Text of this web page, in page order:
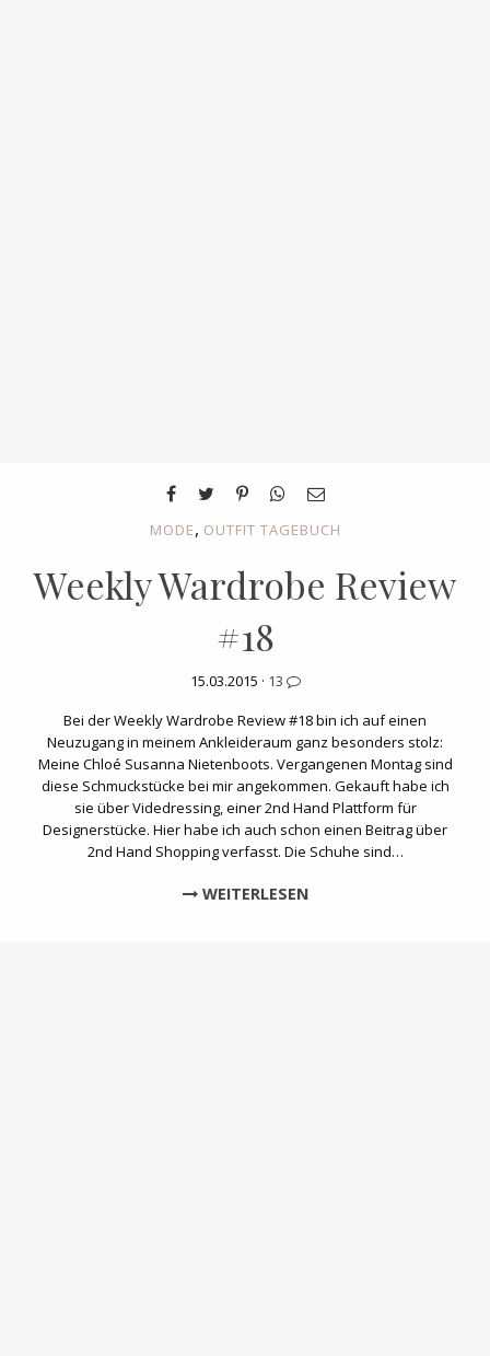
MODE, OUTFIT TAGEBUCH
Weekly Wardrobe Review
#18
15.03.2015 · 13
Bei der Weekly Wardrobe Review #18 bin ich auf einen
Neuzugang in meinem Ankleideraum ganz besonders stolz:
Meine Chloé Susanna Nietenboots. Vergangenen Montag sind
diese Schmuckstücke bei mir angekommen. Gekauft habe ich
sie über Videdressing, einer 2nd Hand Plattform für
Designerstücke. Hier habe ich auch schon einen Beitrag über
2nd Hand Shopping verfasst. Die Schuhe sind…
WEITERLESEN